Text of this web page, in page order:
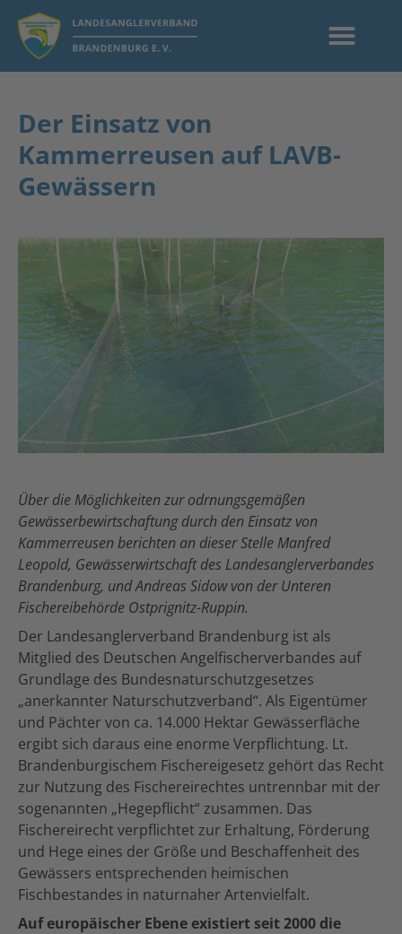
Der Einsatz von
Kammerreusen auf LAVB-
Gewässern
Über die Möglichkeiten zur odrnungsgemäßen
Gewässerbewirtschaftung durch den Einsatz von
Kammerreusen berichten an dieser Stelle Manfred
Leopold, Gewässerwirtschaft des Landesanglerverbandes
Brandenburg, und Andreas Sidow von der Unteren
Fischereibehörde Ostprignitz-Ruppin.
Der Landesanglerverband Brandenburg ist als
Mitglied des Deutschen Angelfischerverbandes auf
Grundlage des Bundesnaturschutzgesetzes
„anerkannter Naturschutzverband“. Als Eigentümer
und Pächter von ca. 14.000 Hektar Gewässerfläche
ergibt sich daraus eine enorme Verpflichtung. Lt.
Brandenburgischem Fischereigesetz gehört das Recht
zur Nutzung des Fischereirechtes untrennbar mit der
sogenannten „Hegepflicht“ zusammen. Das
Fischereirecht verpflichtet zur Erhaltung, Förderung
und Hege eines der Größe und Beschaffenheit des
Gewässers entsprechenden heimischen
Fischbestandes in naturnaher Artenvielfalt.
Auf europäischer Ebene existiert seit 2000 die